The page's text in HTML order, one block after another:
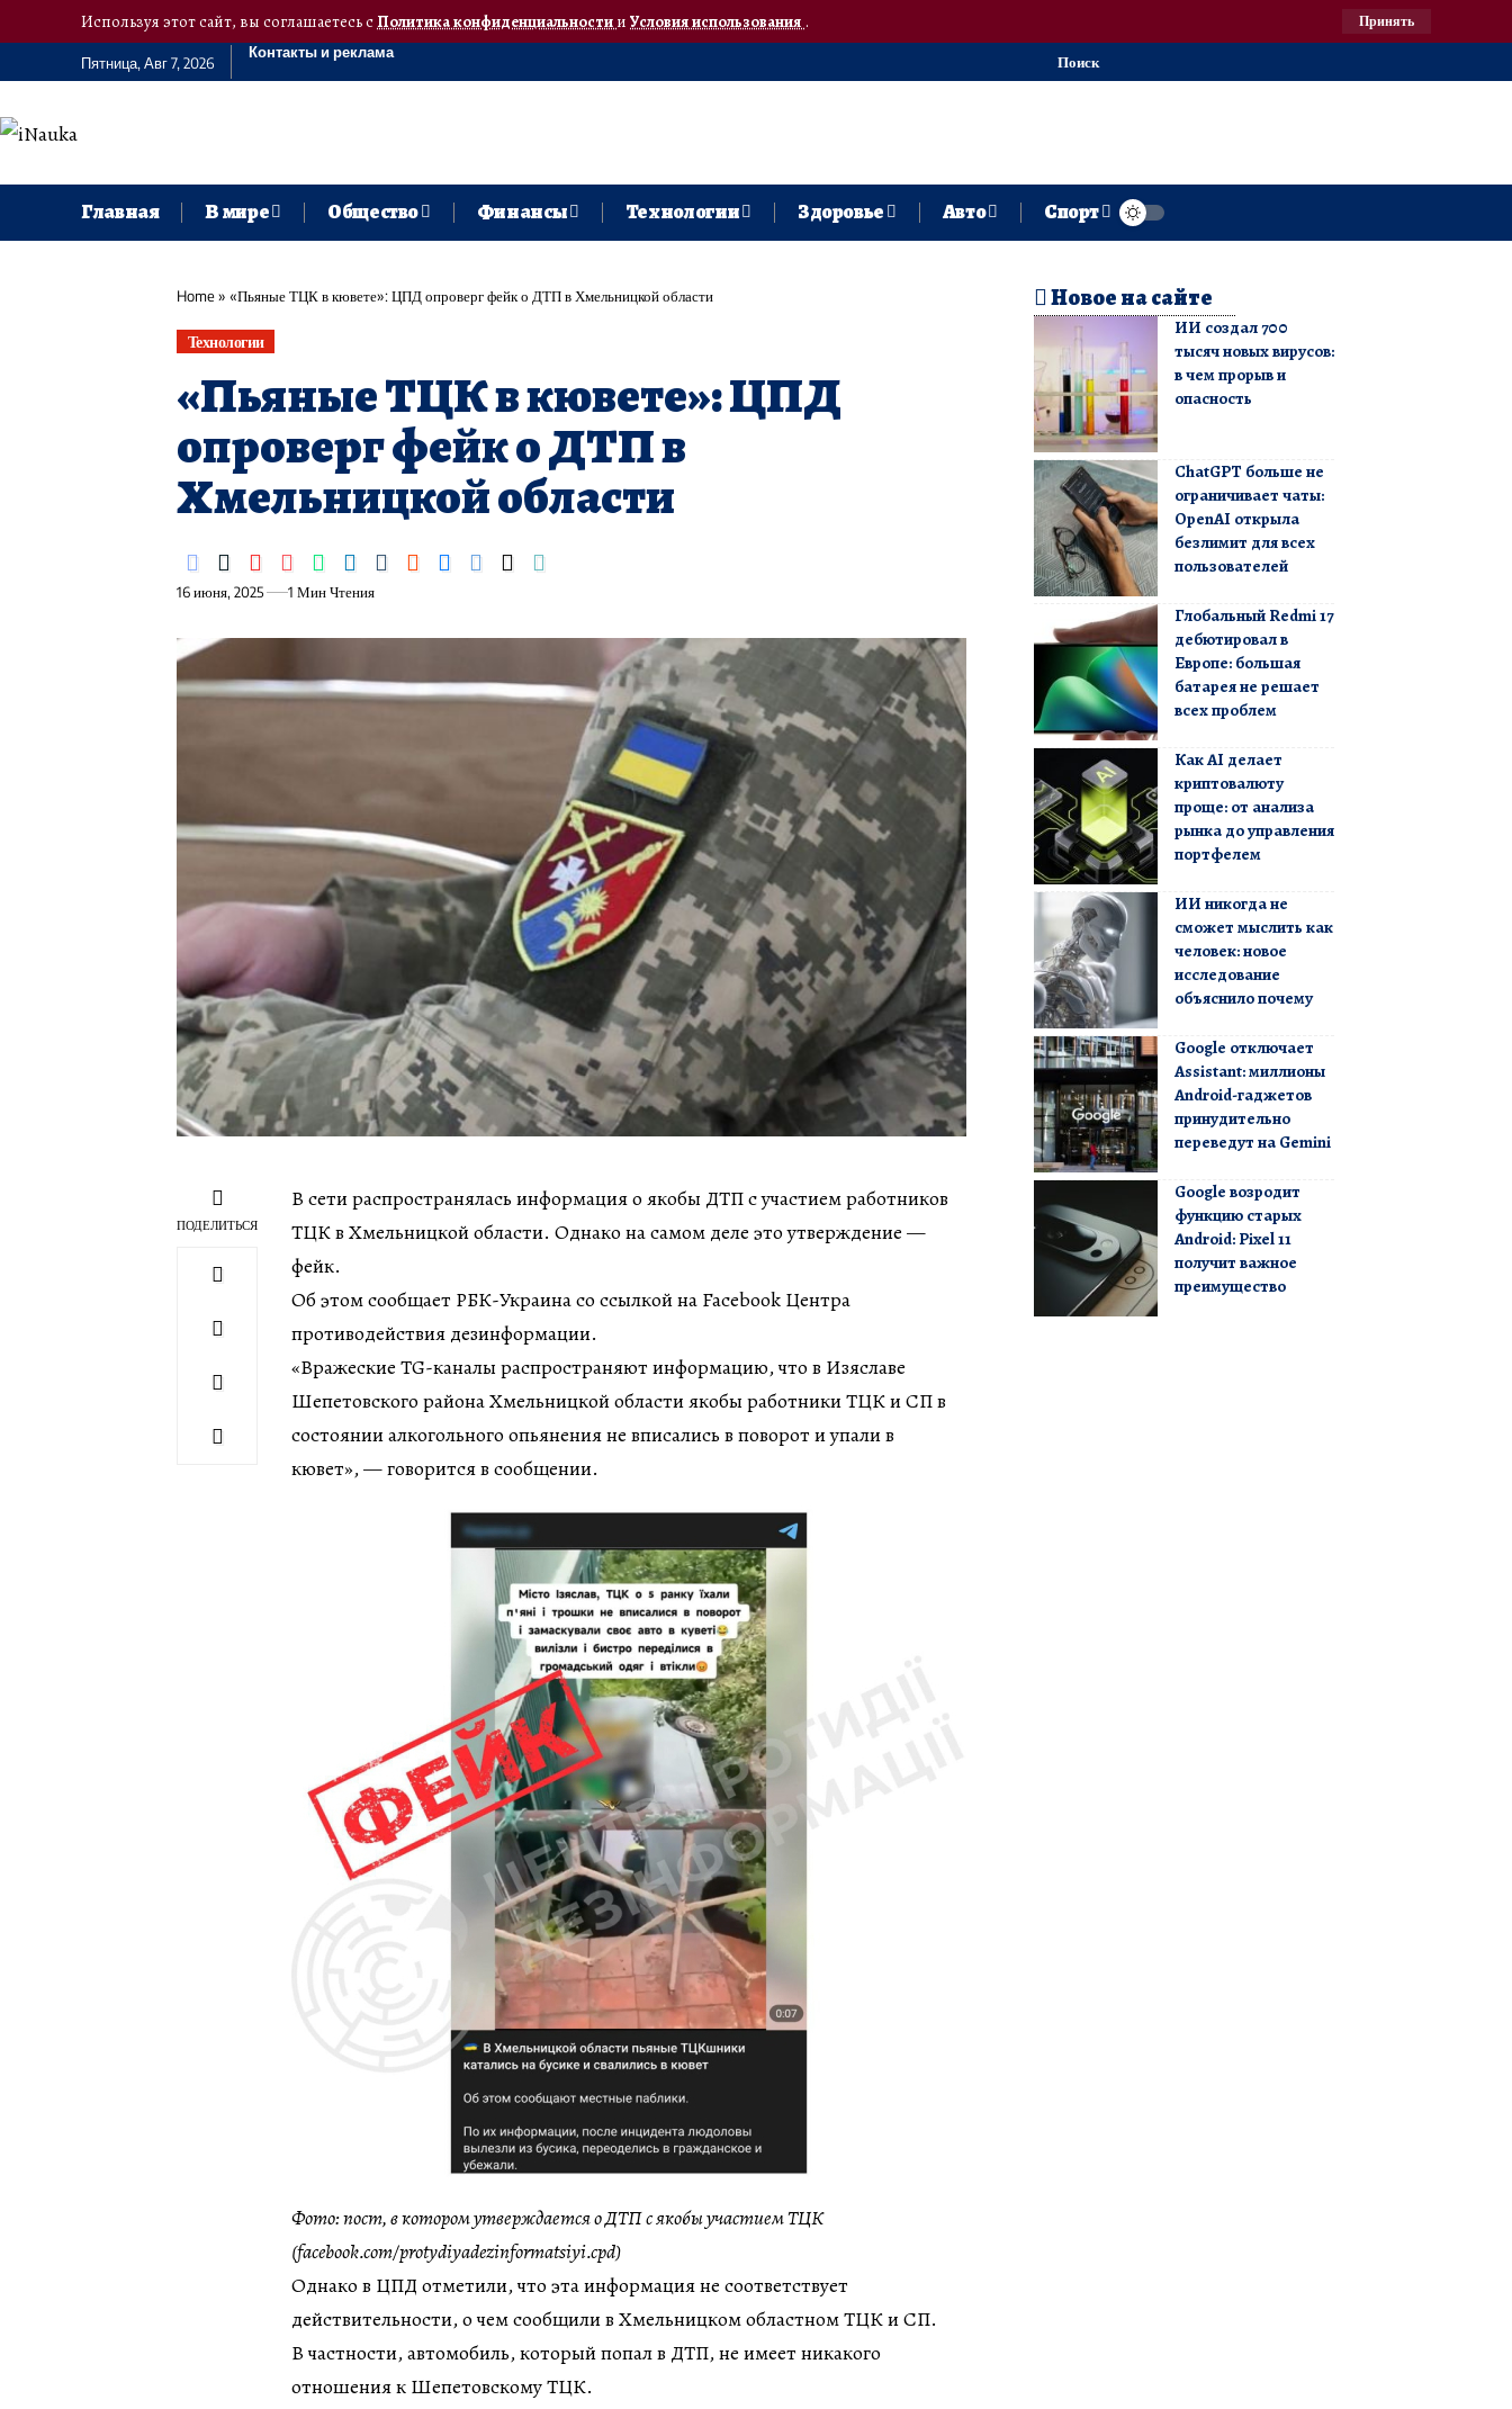
Используя этот сайт, вы соглашаетесь сПолитика конфиденциальностии Условия использования. Принять
Пятница, Авг 7, 2026
Контакты и реклама
Поиск
Главная В мире Общество Финансы Технологии Здоровье Авто Спорт
Home» «Пьяные ТЦК в кювете»: ЦПД опроверг фейк о ДТП в Хмельницкой области
Технологии
«Пьяные ТЦК в кювете»: ЦПД
опроверг фейк о ДТП в
Хмельницкой области
16 июня, 2025 1 Мин Чтения
ПОДЕЛИТЬСЯ
В сети распространялась информация о якобы ДТП с участием работников
ТЦК в Хмельницкой области. Однако на самом деле это утверждение —
фейк.
Об этом сообщает РБК-Украина со ссылкой на Facebook Центра
противодействия дезинформации.
«Вражеские TG-каналы распространяют информацию, что в Изяславе
Шепетовского района Хмельницкой области якобы работники ТЦК и СП в
состоянии алкогольного опьянения не вписались в поворот и упали в
кювет», — говорится в сообщении.
Фото: пост, в котором утверждается о ДТП с якобы участием ТЦК
(facebook.com/protydiyadezinformatsiyi.cpd)
Однако в ЦПД отметили, что эта информация не соответствует
действительности, о чем сообщили в Хмельницком областном ТЦК и СП.
В частности, автомобиль, который попал в ДТП, не имеет никакого
отношения к Шепетовскому ТЦК.
Новое на сайте
ИИ создал 700
тысяч новых вирусов:
в чем прорыв и
опасность
ChatGPT больше не
ограничивает чаты:
OpenAI открыла
безлимит для всех
пользователей
Глобальный Redmi 17
дебютировал в
Европе: большая
батарея не решает
всех проблем
Как AI делает
криптовалюту
проще: от анализа
рынка до управления
портфелем
ИИ никогда не
сможет мыслить как
человек: новое
исследование
объяснило почему
Google отключает
Assistant: миллионы
Android-гаджетов
принудительно
переведут на Gemini
Google возродит
функцию старых
Android: Pixel 11
получит важное
преимущество